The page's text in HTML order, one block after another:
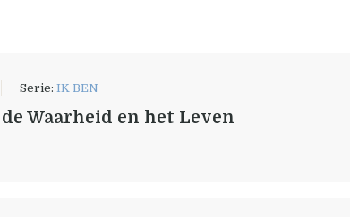
Serie:IK BEN
de Waarheid en het Leven